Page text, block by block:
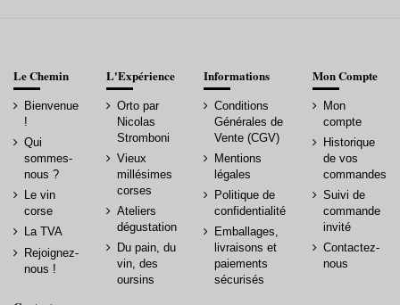
Le Chemin
Bienvenue
!
Qui
sommes-
nous ?
Le vin
corse
La TVA
Rejoignez-
nous !
L'Expérience
Orto par
Nicolas
Stromboni
Vieux
millésimes
corses
Ateliers
dégustation
Du pain, du
vin, des
oursins
Informations
Conditions
Générales de
Vente (CGV)
Mentions
légales
Politique de
confidentialité
Emballages,
livraisons et
paiements
sécurisés
Mon Compte
Mon
compte
Historique
de vos
commandes
Suivi de
commande
invité
Contactez-
nous